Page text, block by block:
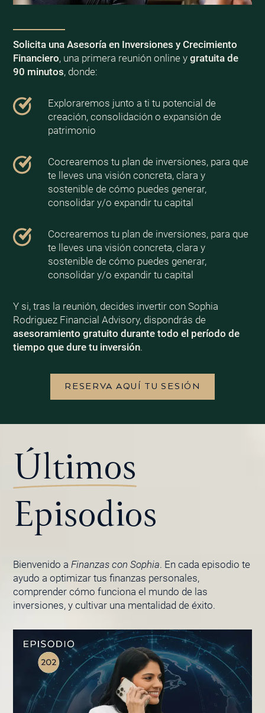
Solicita una Asesoría en Inversiones y Crecimiento
Financiero, una primera reunión online y gratuita de
90 minutos, donde:
Exploraremos junto a ti tu potencial de
creación, consolidación o expansión de
patrimonio
Cocrearemos tu plan de inversiones, para que
te lleves una visión concreta, clara y
sostenible de cómo puedes generar,
consolidar y/o expandir tu capital
Cocrearemos tu plan de inversiones, para que
te lleves una visión concreta, clara y
sostenible de cómo puedes generar,
consolidar y/o expandir tu capital
Y si, tras la reunión, decides invertir con Sophia
Rodriguez Financial Advisory, dispondrás de
asesoramiento gratuito durante todo el período de
tiempo que dure tu inversión.
RESERVA AQUÍ TU SESIÓN
Últimos
Episodios
Bienvenido a Finanzas con Sophia. En cada episodio te
ayudo a optimizar tus finanzas personales,
comprender cómo funciona el mundo de las
inversiones, y cultivar una mentalidad de éxito.
PÁGINA
PÁGINA
PÁGINAPÁGINA